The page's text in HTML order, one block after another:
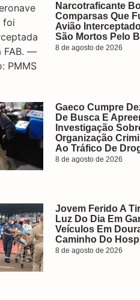
Narcotraficante
Comparsas Que
Avião
São Mortos Pelo
8 de agosto de 2026
Gaeco Cumpre
De Busca E
Investigação
Organização
Ao Tráfico De
8 de agosto de 2026
Jovem Ferido A
Luz Do Dia Em
Veículos Em
Caminho Do
8 de agosto de 2026